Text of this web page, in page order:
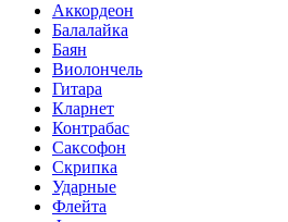
Аккордеон
Балалайка
Баян
Виолончель
Гитара
Кларнет
Контрабас
Саксофон
Скрипка
Ударные
Флейта